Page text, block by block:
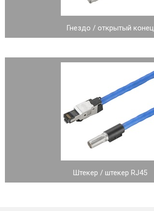
Гнездо / открытый конец
Штекер / штекер RJ45